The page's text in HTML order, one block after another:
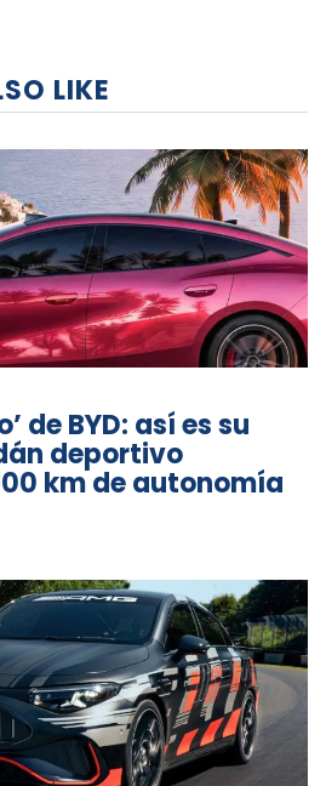
LIKE
de BYD: así es su
deportivo
km de autonomía